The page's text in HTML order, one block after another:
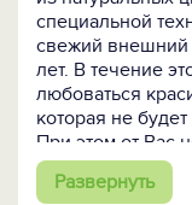
специальной
свежий внешний
лет. В течение
любоваться
которая не будет
При этом от Вас
протирания пыли
служить
Развернуть